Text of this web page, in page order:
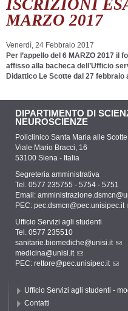
ISCRIZIONI
MARZO 2017
Venerdì, 24 Febbraio 2017
Per l’appello del 6 MARZO 2017 il
affisso alla bacheca dell’Ufficio
Didattico Le Scotte dal 27 febbraio
DIPARTIMENTO DI
NEUROSCIENZE
Policlinico Santa Maria alle Scotte
Viale Mario Bracci, 16
53100 Siena - Italia
Segreteria amministrativa
Tel. 0577 235755 - 5754 - 5751
Email:
PEC: pec.dsmcn@pec.unisipec.it
Ufficio Servizi agli studenti
Tel. 0577 235510
sanitarie.biomediche@unisi.it
medicina@unisi.it
PEC: rettore@pec.unisipec.it
Ufficio Servizi agli studenti -
Contatti